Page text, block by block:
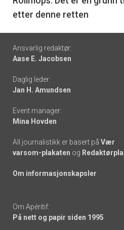
etter denne retten
Footer
-
links
Ansvarlig redaktør:
Aase E. Jacobsen
Daglig leder:
Jan H. Amundsen
Event manager:
Mina Hovden
All journalistikk er basert på Vær
varsom-plakaten og
Om informasjonskapsler
Om Apéritif:
På nett og papir siden 1995